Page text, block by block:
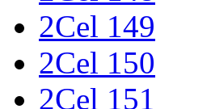
2Cel 149
2Cel 150
2Cel 151